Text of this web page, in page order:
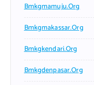
Bmkgmamuju.org
Bmkgmakassar.org
Bmkgkendari.org
Bmkgdenpasar.org